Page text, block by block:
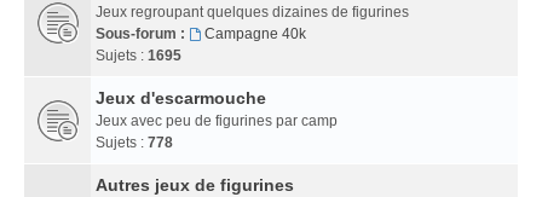
Jeux regroupant quelques dizaines de figurines
Sous-forum :
Campagne 40k
Sujets : 1695
Jeux d'escarmouche
Jeux avec peu de figurines par camp
Sujets : 778
Autres jeux de figurines